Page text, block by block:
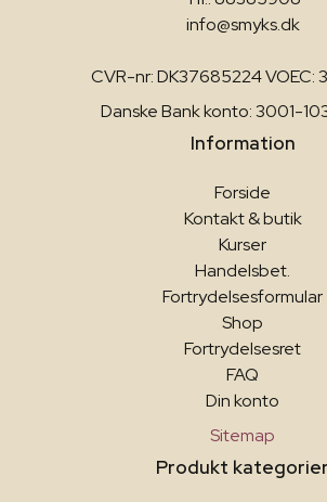
info@smyks.dk
CVR-nr: DK37685224 VOEC:
Danske Bank konto: 3001-
Information
Forside
Kontakt & butik
Kurser
Handelsbet.
Fortrydelsesformular
Shop
Fortrydelsesret
FAQ
Din konto
Sitemap
Produkt kategorier